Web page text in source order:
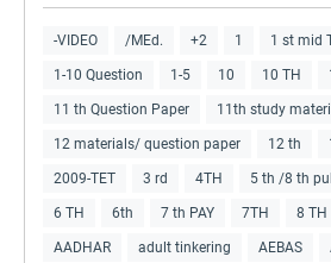
-VIDEO /MEd. +2 1 1 st mid
1-10 Question 1-5 10 10 TH
11 th Question Paper 11th study
12 materials/ question paper 12 th
2009-TET 3 rd 4TH 5 th /8 th
6 TH 6th 7 th PAY 7TH 8 TH
AADHAR adult tinkering AEBAS